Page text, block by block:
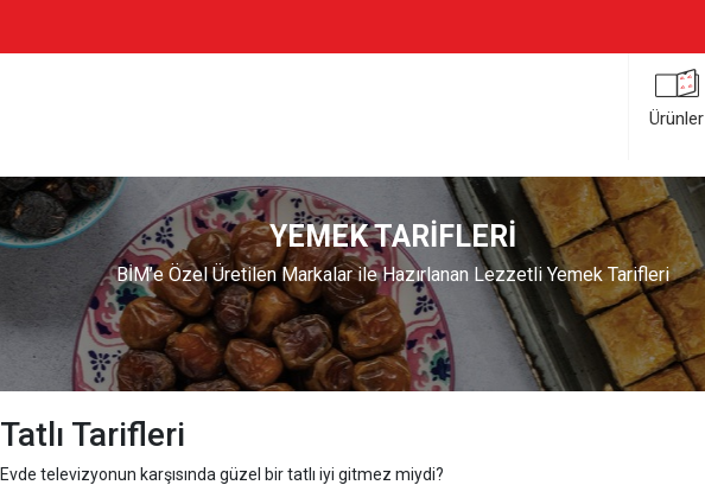
Ürünler
YEMEK TARİFLERİ
BİM’e Özel Üretilen Markalar ile Hazırlanan Lezzetli Yemek Tarifleri
Tatlı Tarifleri
Evde televizyonun karşısında güzel bir tatlı iyi gitmez miydi?